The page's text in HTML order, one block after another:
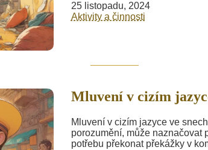
25 listopadu, 2024
Aktivity a činnosti
Mluvení v cizím
Mluvení v cizím jazyce ve
porozumění, může naznačovat
potřebu překonat překážky v